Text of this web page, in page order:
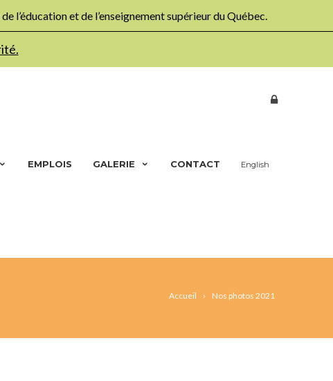
l’éducation et de l’enseignement supérieur du Québec.
EMPLOIS GALERIE CONTACT English
Accueil Nos photos 2021